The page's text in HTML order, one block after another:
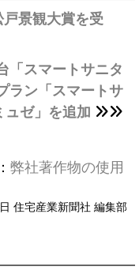
景観大賞を受
「スマートサニタ
ラン「スマートサ
ュゼ」を追加
弊社著作物の使用
住宅産業新聞社 編集部